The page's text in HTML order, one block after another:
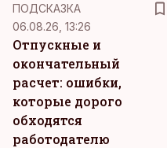
ПОДСКАЗКА
06.08.26, 13:26
Отпускные и
окончательный
расчет: ошибки,
которые дорого
обходятся
работодателю